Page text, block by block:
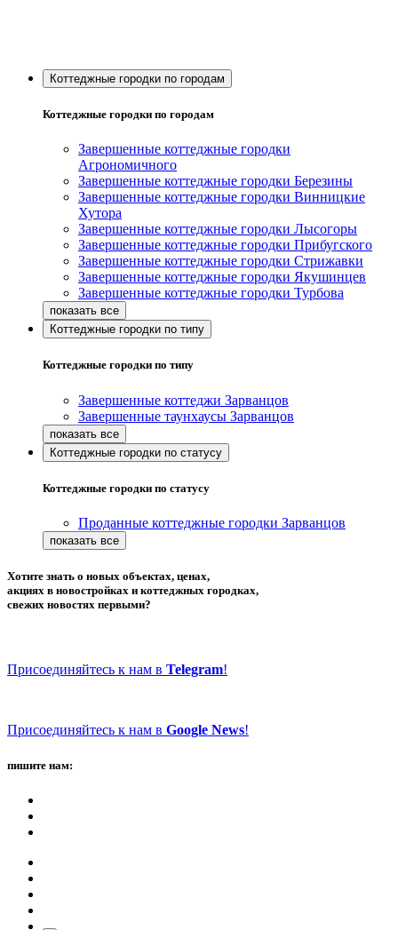
Коттеджные городки по городам
Коттеджные городки по городам
Завершенные коттеджные городки
Агрономичного
Завершенные коттеджные городки Березины
Завершенные коттеджные городки Винницкие
Хутора
Завершенные коттеджные городки Лысогоры
Завершенные коттеджные городки Прибугского
Завершенные коттеджные городки Стрижавки
Завершенные коттеджные городки Якушинцев
Завершенные коттеджные городки Турбова
Коттеджные городки по типу
Коттеджные городки по типу
Завершенные коттеджи Зарванцов
Завершенные таунхаусы Зарванцов
Коттеджные городки по статусу
Коттеджные городки по статусу
Проданные коттеджные городки Зарванцов
Хотите знать о новых объектах, ценах,
акциях в новостройках и коттеджных городках,
свежих новостях первыми?
Присоединяйтесь к нам в Telegram!
Присоединяйтесь к нам в Google News!
пишите нам: